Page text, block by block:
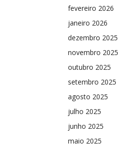
fevereiro 2026
janeiro 2026
dezembro 2025
novembro 2025
outubro 2025
setembro 2025
agosto 2025
julho 2025
junho 2025
maio 2025